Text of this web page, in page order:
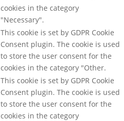
cookies in the category
"Necessary".
This cookie is set by GDPR Cookie
Consent plugin. The cookie is used
to store the user consent for the
cookies in the category "Other.
This cookie is set by GDPR Cookie
Consent plugin. The cookie is used
to store the user consent for the
cookies in the category